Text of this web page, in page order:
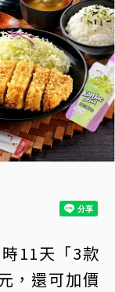
11天「3款
，還可加價